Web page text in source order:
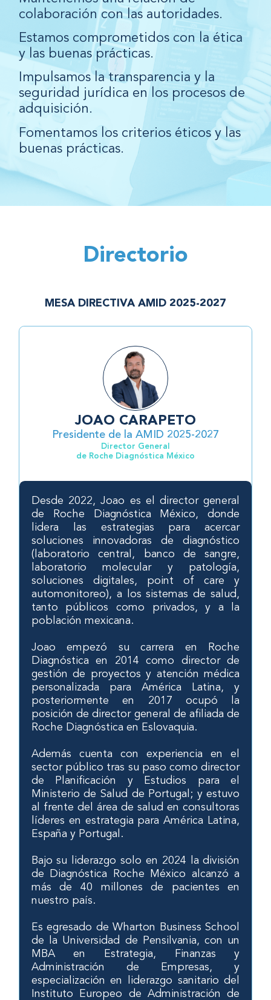
colaboración con las autoridades.
Estamos comprometidos con la ética
y las buenas prácticas.
Impulsamos la transparencia y la
seguridad jurídica en los procesos de
adquisición.
Fomentamos los criterios éticos y las
buenas prácticas.
Directorio
MESA DIRECTIVA AMID 2025-2027
JOAO CARAPETO
Presidente de la AMID 2025-2027
Director General
de Roche Diagnóstica México
Desde 2022, Joao es el director general
de Roche Diagnóstica México, donde
lidera las estrategias para acercar
soluciones innovadoras de diagnóstico
(laboratorio central, banco de sangre,
laboratorio molecular y patología,
soluciones digitales, point of care y
automonitoreo), a los sistemas de salud,
tanto públicos como privados, y a la
población mexicana.
Joao empezó su carrera en Roche
Diagnóstica en 2014 como director de
gestión de proyectos y atención médica
personalizada para América Latina, y
posteriormente en 2017 ocupó la
posición de director general de afiliada de
Roche Diagnóstica en Eslovaquia.
Además cuenta con experiencia en el
sector público tras su paso como director
de Planificación y Estudios para el
Ministerio de Salud de Portugal; y estuvo
al frente del área de salud en consultoras
líderes en estrategia para América Latina,
España y Portugal.
Bajo su liderazgo solo en 2024 la división
de Diagnóstica Roche México alcanzó a
más de 40 millones de pacientes en
nuestro país.
Es egresado de Wharton Business School
de la Universidad de Pensilvania, con un
MBA en Estrategia, Finanzas y
Administración de Empresas, y
especialización en liderazgo sanitario del
Instituto Europeo de Administración de